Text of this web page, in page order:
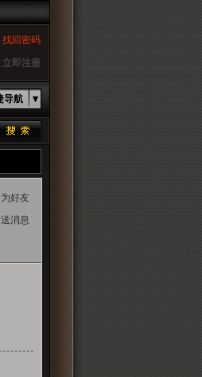
找回密码
立即注册
导航
好友
消息